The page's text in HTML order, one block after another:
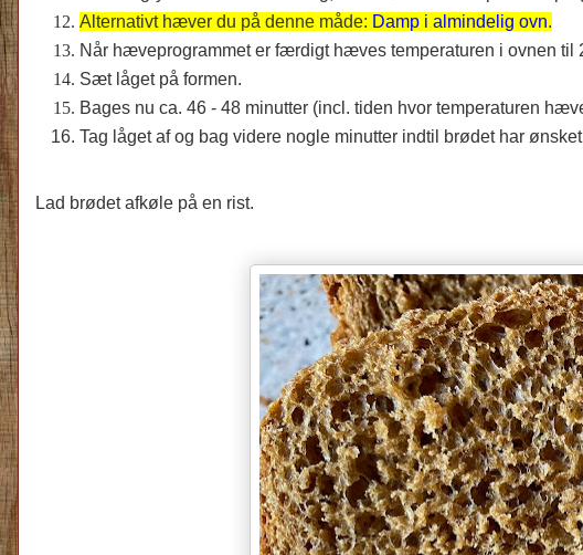
Alternativt hæver du på denne måde: Damp i almindelig ovn.
Når hæveprogrammet er færdigt hæves temperaturen i ovnen til
Sæt låget på formen.
Bages nu ca. 46 - 48 minutter (incl. tiden hvor temperaturen
Tag låget af og bag videre nogle minutter indtil brødet har
Lad brødet afkøle på en rist.